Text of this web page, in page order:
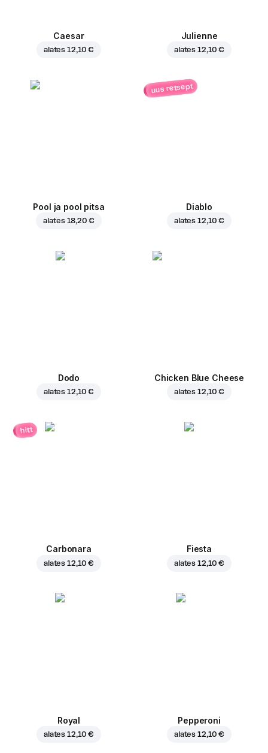
Caesar
alates 12,10 €
Julienne
alates 12,10 €
Pool ja pool pitsa
alates 18,20 €
uus retsept
Diablo
alates 12,10 €
Dodo
alates 12,10 €
Chicken Blue Cheese
alates 12,10 €
hitt
Carbonara
alates 12,10 €
Fiesta
alates 12,10 €
Royal
alates 12,10 €
Pepperoni
alates 12,10 €